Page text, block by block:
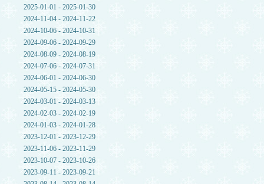
2025-01-01 - 2025-01-30
2024-11-04 - 2024-11-22
2024-10-06 - 2024-10-31
2024-09-06 - 2024-09-29
2024-08-09 - 2024-08-19
2024-07-06 - 2024-07-31
2024-06-01 - 2024-06-30
2024-05-15 - 2024-05-30
2024-03-01 - 2024-03-13
2024-02-03 - 2024-02-19
2024-01-03 - 2024-01-28
2023-12-01 - 2023-12-29
2023-11-06 - 2023-11-29
2023-10-07 - 2023-10-26
2023-09-11 - 2023-09-21